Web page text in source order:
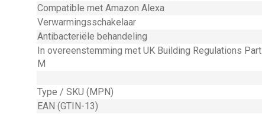
Compatible met Amazon Alexa
Verwarmingsschakelaar
Antibacteriële behandeling
In overeenstemming met UK Building Regulations Part
M
Type / SKU (MPN)
EAN (GTIN-13)